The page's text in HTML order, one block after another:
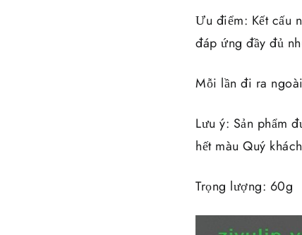
Ưu điểm: Kết cấu
đáp ứng đầy đủ
Mỗi lần đi ra
Lưu ý: Sản phẩm
hết màu Quý
Trọng lượng: 60g